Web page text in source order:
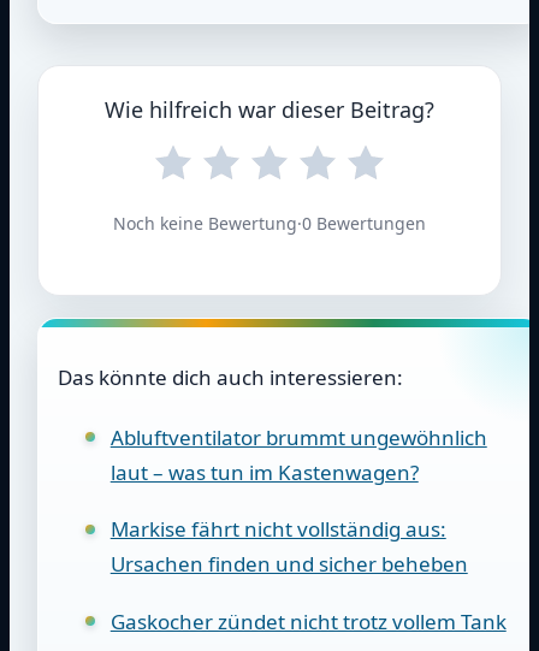
Wie hilfreich war dieser Beitrag?
Noch keine Bewertung·0 Bewertungen
Das könnte dich auch interessieren:
Abluftventilator brummt ungewöhnlich
laut – was tun im Kastenwagen?
Markise fährt nicht vollständig aus:
Ursachen finden und sicher beheben
Gaskocher zündet nicht trotz vollem Tank